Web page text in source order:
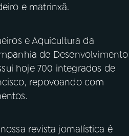
e matrinxã.
e Aquicultura da
de Desenvolvimento
hoje 700 integrados de
repovoando com
revista jornalística é